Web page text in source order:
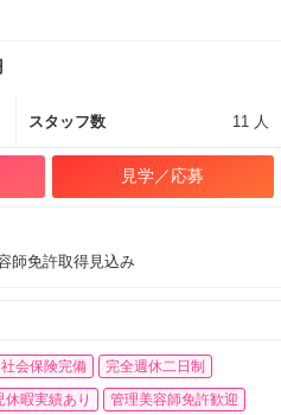
スタッフ数 11 人
見学／応募
師免許取得見込み
社会保険完備
完全週休二日制
休暇実績あり
管理美容師免許歓迎